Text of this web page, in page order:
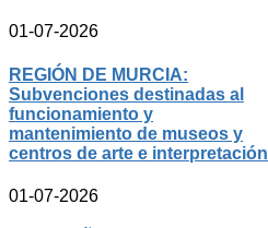
01-07-2026
REGIÓN DE MURCIA:
Subvenciones destinadas al
funcionamiento y
mantenimiento de museos y
centros de arte e interpretación
01-07-2026